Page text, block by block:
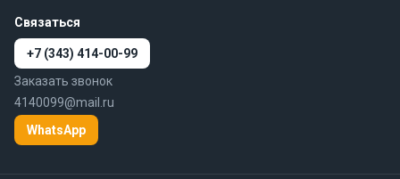
Связаться
+7 (343) 414-00-99
Заказать звонок
4140099@mail.ru
WhatsApp